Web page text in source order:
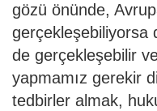
gözü önünde,
gerçekleşebiliyorsa
de gerçekleşebilir
yapmamız gerekir
tedbirler almak,